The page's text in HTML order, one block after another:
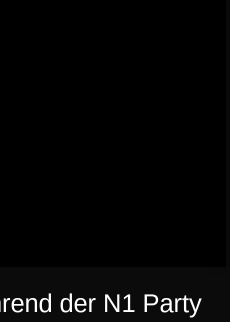
der N1 Party